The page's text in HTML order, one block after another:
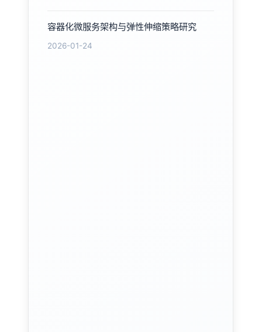
容器化微服务架构与弹性伸缩策略研究
2026-01-24